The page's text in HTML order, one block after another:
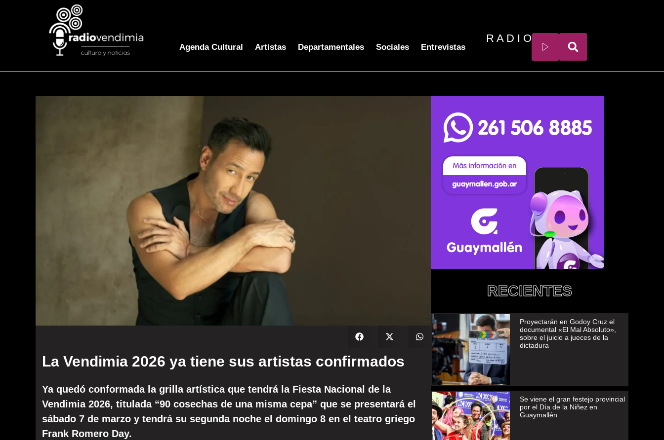
Agenda Cultural Artistas Departamentales Sociales Entrevistas
R A D I O
La Vendimia 2026 ya tiene sus artistas confirmados
Ya quedó conformada la grilla artística que tendrá la Fiesta Nacional de la
Vendimia 2026, titulada “90 cosechas de una misma cepa” que se presentará el
sábado 7 de marzo y tendrá su segunda noche el domingo 8 en el teatro griego
Frank Romero Day.
RECIENTES
Proyectarán en Godoy Cruz el
documental «El Mal Absoluto»,
sobre el juicio a jueces de la
dictadura
Se viene el gran festejo provincial
por el Día de la Niñez en
Guaymallén